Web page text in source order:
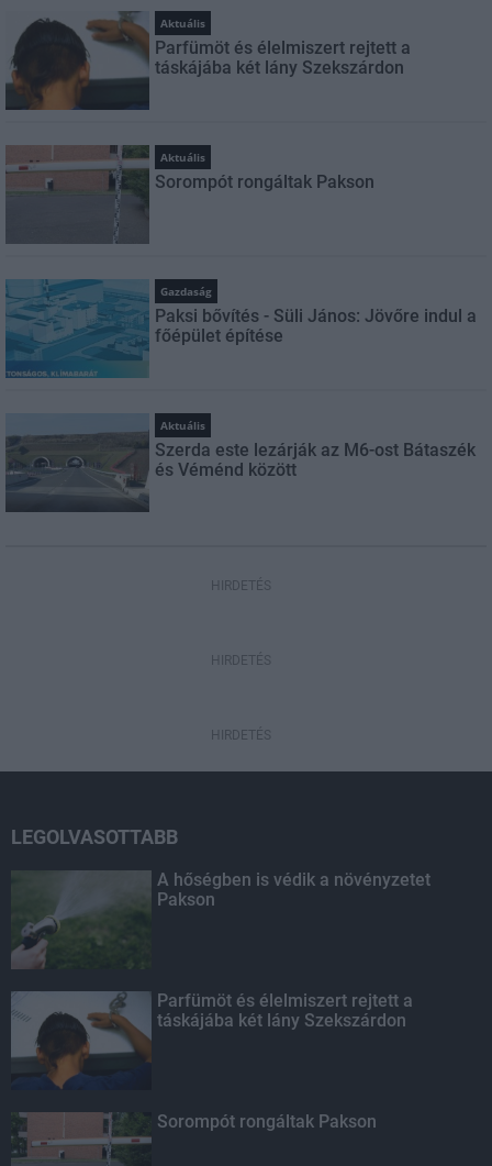
Aktuális
Parfümöt és élelmiszert rejtett a
táskájába két lány Szekszárdon
Aktuális
Sorompót rongáltak Pakson
Gazdaság
Paksi bővítés - Süli János: Jövőre indul a
főépület építése
Aktuális
Szerda este lezárják az M6-ost Bátaszék
és Véménd között
HIRDETÉS
HIRDETÉS
HIRDETÉS
LEGOLVASOTTABB
A hőségben is védik a növényzetet
Pakson
Parfümöt és élelmiszert rejtett a
táskájába két lány Szekszárdon
Sorompót rongáltak Pakson